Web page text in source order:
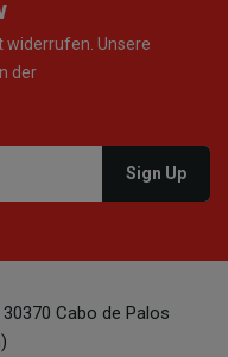
widerrufen. Unsere
der
Cabo de Palos